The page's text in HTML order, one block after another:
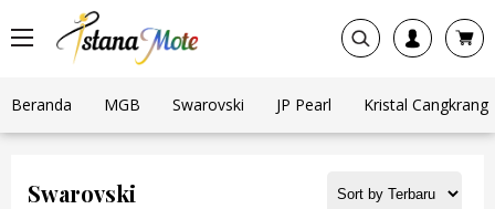
Beranda MGB Swarovski JP Pearl Kristal Cangkrang
Swarovski